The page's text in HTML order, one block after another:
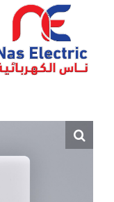
content